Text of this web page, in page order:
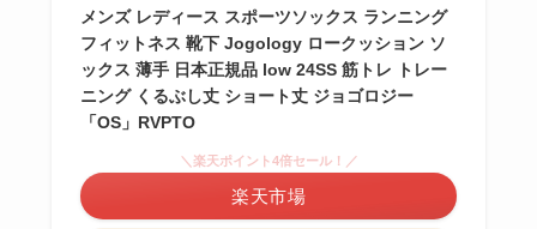
メンズ レディース スポーツソックス ランニング
フィットネス 靴下 Jogology ロークッション ソ
ックス 薄手 日本正規品 low 24SS 筋トレ トレー
ニング くるぶし丈 ショート丈 ジョゴロジー
「OS」RVPTO
＼楽天ポイント4倍セール！／
楽天市場